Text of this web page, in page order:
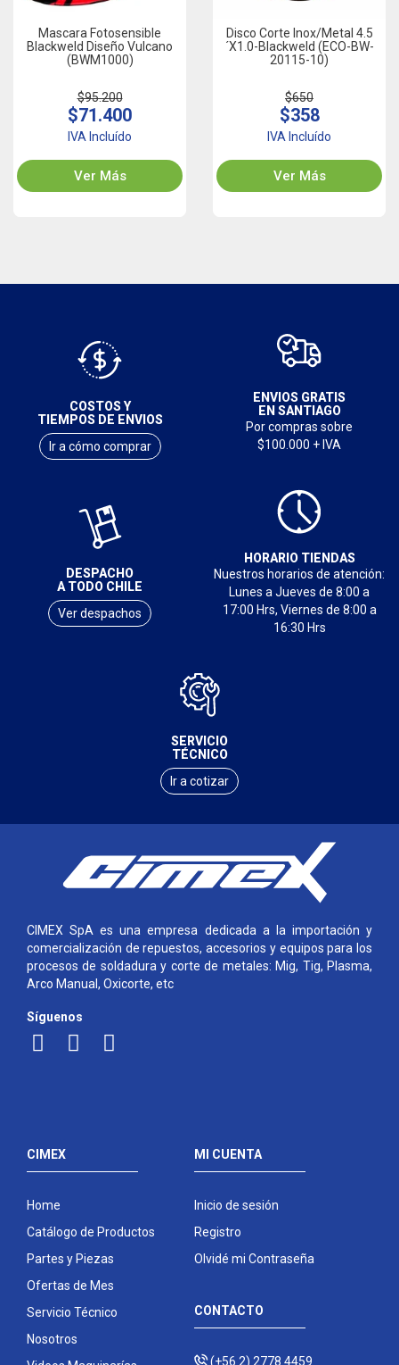
Mascara Fotosensible
Blackweld Diseño Vulcano
(BWM1000)
$95.200
$71.400
IVA Incluído
Ver Más
Disco Corte Inox/Metal 4.5
´x1.0-Blackweld (ECO-BW-
20115-10)
$650
$358
IVA Incluído
Ver Más
COSTOS Y
TIEMPOS DE ENVIOS
Ir a cómo comprar
ENVIOS GRATIS
EN SANTIAGO
Por compras sobre
$100.000 + IVA
DESPACHO
A TODO CHILE
Ver despachos
HORARIO TIENDAS
Nuestros horarios de atención:
Lunes a Jueves de 8:00 a
17:00 Hrs, Viernes de 8:00 a
16:30 Hrs
SERVICIO
TÉCNICO
Ir a cotizar
CIMEX SpA es una empresa dedicada a la importación y
comercialización de repuestos, accesorios y equipos para los
procesos de soldadura y corte de metales: Mig, Tig, Plasma,
Arco Manual, Oxicorte, etc
Síguenos
CIMEX
Home
Catálogo de Productos
Partes y Piezas
Ofertas de Mes
Servicio Técnico
Nosotros
MI CUENTA
Inicio de sesión
Registro
Olvidé mi Contraseña
CONTACTO
(+56 2) 2778 4459